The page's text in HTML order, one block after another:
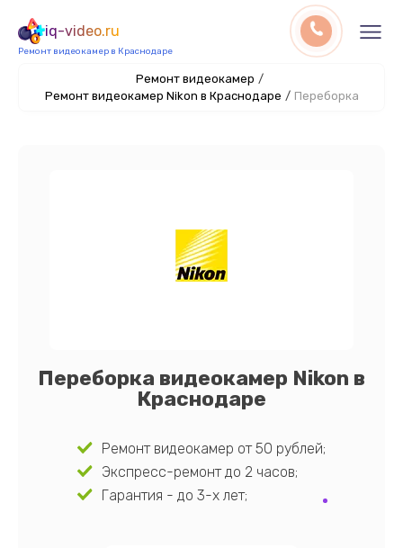
iq-video.ru
Ремонт видеокамер в Краснодаре
Ремонт видеокамер /
Ремонт видеокамер Nikon в Краснодаре / Переборка
Переборка видеокамер Nikon в
Краснодаре
Ремонт видеокамер от 50 рублей;
Экспресс-ремонт до 2 часов;
Гарантия - до 3-х лет;